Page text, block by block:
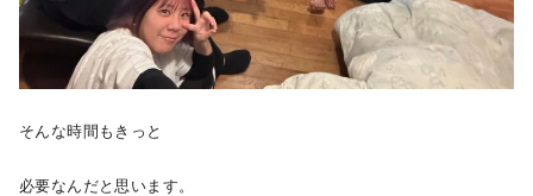
そんな時間もきっと
必要なんだと思います。